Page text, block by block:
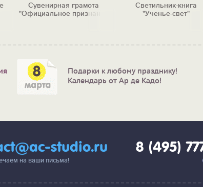
Сувенирная грамота
"Официальное признание
Светильник-книга
"Ученье-свет"
Подарки к любому празднику!
Календарь от Ар де Кадо!
studio.ru
на ваши письма!
8 (495)